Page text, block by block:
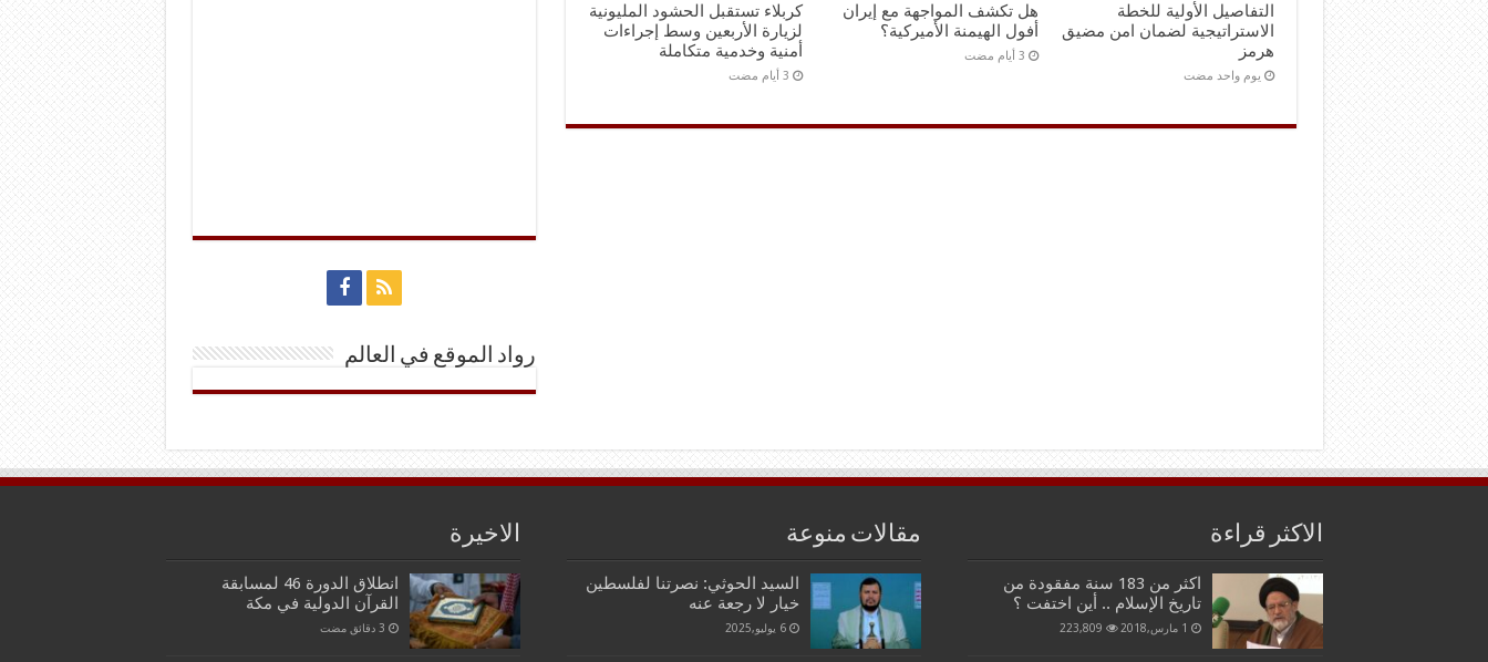
التفاصيل الأولية للخطة
الاستراتيجية لضمان امن مضيق
هرمز
‏يوم واحد مضت
هل تكشف المواجهة مع إيران
أفول الهيمنة الأميركية؟
كربلاء تستقبل الحشود المليونية
لزيارة الأربعين وسط إجراءات
أمنية وخدمية متكاملة
رواد الموقع في العالم
الاكثر قراءة
اكثر من 183 سنة مفقودة من
تاريخ الإسلام .. أين اختفت ؟
1 مارس,2018 223,809
مقالات منوعة
السيد الحوثي: نصرتنا لفلسطين
خيار لا رجعة عنه
6 يوليو,2025
الاخيرة
انطلاق الدورة 46 لمسابقة
القرآن الدولية في مكة